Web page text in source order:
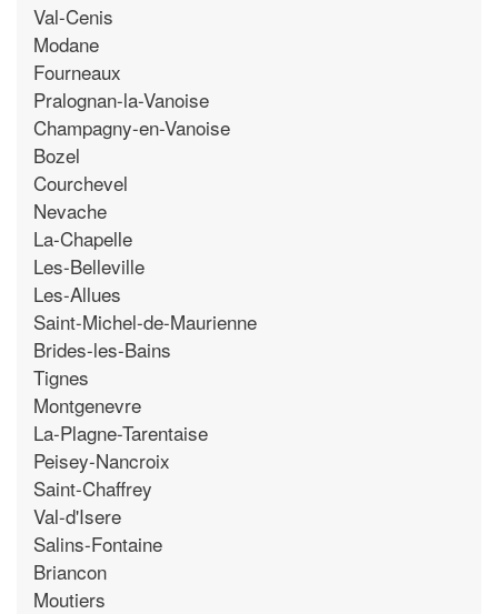
Val-Cenis
Modane
Fourneaux
Pralognan-la-Vanoise
Champagny-en-Vanoise
Bozel
Courchevel
Nevache
La-Chapelle
Les-Belleville
Les-Allues
Saint-Michel-de-Maurienne
Brides-les-Bains
Tignes
Montgenevre
La-Plagne-Tarentaise
Peisey-Nancroix
Saint-Chaffrey
Val-d'Isere
Salins-Fontaine
Briancon
Moutiers